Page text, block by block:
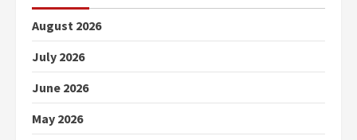
August 2026
July 2026
June 2026
May 2026